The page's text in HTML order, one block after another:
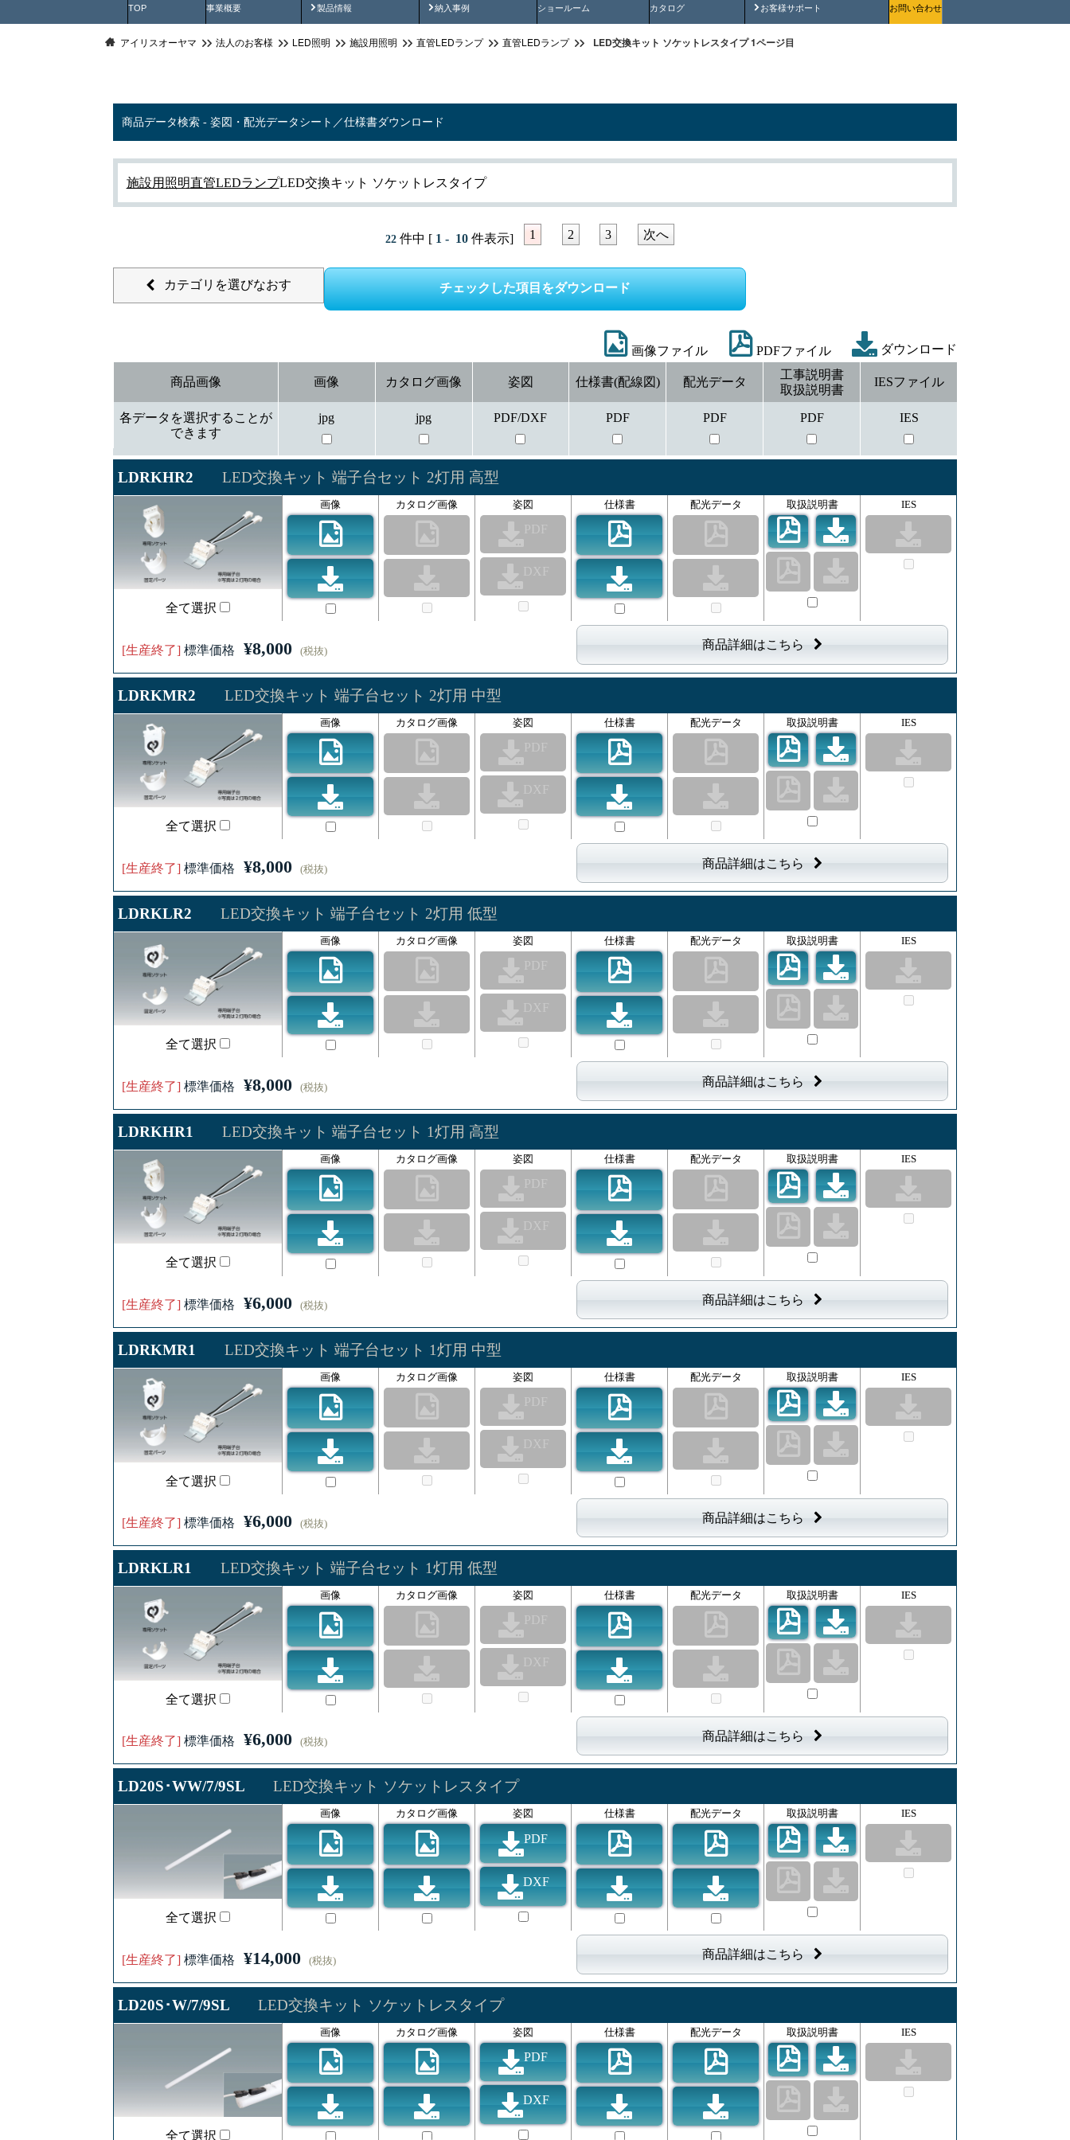
TOP 事業概要 製品情報
製品動画 納入事例
納入事例動画 ショールーム カタログ お客様サポート
安全にご使用いただくためにお問い合わせ
アイリスオーヤマ 法人のお客様 LED照明 施設用照明 直管LEDランプ 直管LEDランプ LED交換キット ソケットレスタイプ 1ページ目
商品データ検索 - 姿図・配光データシート／仕様書ダウンロード
施設用照明直管LEDランプLED交換キット ソケットレスタイプ
22件中 [ 1 - 10件表示] 1 2 3 次へ
カテゴリを選びなおす
画像ファイル PDFファイル ダウンロード
商品画像
各データを選択することが
できます
画像
jpg
カタログ画像
jpg
姿図
PDF/DXF
仕様書(配線図)
PDF
配光データ
PDF
工事説明書
取扱説明書
PDF
IESファイル
IES
LDRKHR2 LED交換キット 端子台セット 2灯用 高型
全て選択
画像 カタログ画像 姿図
PDF
DXF
仕様書 配光データ 取扱説明書 IES
[生産終了] 標準価格 ¥8,000 (税抜) 商品詳細はこちら
LDRKMR2 LED交換キット 端子台セット 2灯用 中型
全て選択
画像 カタログ画像 姿図
PDF
DXF
仕様書 配光データ 取扱説明書 IES
[生産終了] 標準価格 ¥8,000 (税抜) 商品詳細はこちら
LDRKLR2 LED交換キット 端子台セット 2灯用 低型
全て選択
画像 カタログ画像 姿図
PDF
DXF
仕様書 配光データ 取扱説明書 IES
[生産終了] 標準価格 ¥8,000 (税抜) 商品詳細はこちら
LDRKHR1 LED交換キット 端子台セット 1灯用 高型
全て選択
画像 カタログ画像 姿図
PDF
DXF
仕様書 配光データ 取扱説明書 IES
[生産終了] 標準価格 ¥6,000 (税抜) 商品詳細はこちら
LDRKMR1 LED交換キット 端子台セット 1灯用 中型
全て選択
画像 カタログ画像 姿図
PDF
DXF
仕様書 配光データ 取扱説明書 IES
[生産終了] 標準価格 ¥6,000 (税抜) 商品詳細はこちら
LDRKLR1 LED交換キット 端子台セット 1灯用 低型
全て選択
画像 カタログ画像 姿図
PDF
DXF
仕様書 配光データ 取扱説明書 IES
[生産終了] 標準価格 ¥6,000 (税抜) 商品詳細はこちら
LD20S･WW/7/9SL LED交換キット ソケットレスタイプ
全て選択
画像 カタログ画像 姿図
PDF
DXF
仕様書 配光データ 取扱説明書 IES
[生産終了] 標準価格 ¥14,000 (税抜) 商品詳細はこちら
LD20S･W/7/9SL LED交換キット ソケットレスタイプ
全て選択
画像 カタログ画像 姿図
PDF
DXF
仕様書 配光データ 取扱説明書 IES